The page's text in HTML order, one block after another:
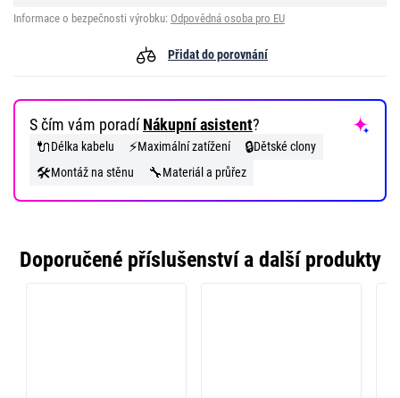
Informace o bezpečnosti výrobku: Odpovědná osoba pro EU
Přidat do porovnání
S čím vám poradíNákupní asistent?
🔌Délka kabelu ⚡Maximální zatížení 🔒Dětské clony
🛠️Montáž na stěnu 🔧Materiál a průřez
Doporučené příslušenství a další produkty